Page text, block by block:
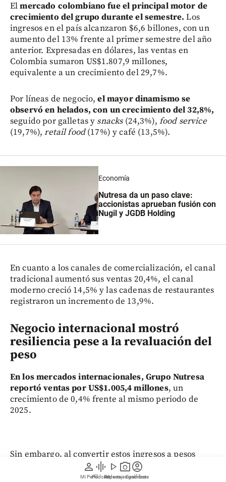
person
Mi Perfil
graphic_eq
Pódcast
play_arrow
Videos
photo_camera
Reportajes gráficos
account_circle
Suscríbete
Elmercado colombiano fue el principal motor de
crecimiento del grupo durante el semestre. Los
ingresos en el país alcanzaron $6,6 billones, con un
aumento del 13% frente al primer semestre del año
anterior. Expresadas en dólares, las ventas en
Colombia sumaron US$1.807,9 millones,
equivalente a un crecimiento del 29,7%.
Por líneas de negocio, el mayor dinamismo se
observó en helados, con un crecimiento del 32,8%,
seguido por galletas y snacks(24,3%), food service
(19,7%),retail food(17%) y café (13,5%).
Economía
Nutresa da un paso clave:
accionistas aprueban fusión con
Nugil y JGDB Holding
En cuanto a los canales de comercialización, el canal
tradicional aumentó sus ventas 20,4%, el canal
moderno creció 14,5% y las cadenas de restaurantes
registraron un incremento de 13,9%.
Negocio internacional mostró
resiliencia pese a la revaluación del
peso
En los mercados internacionales, Grupo Nutresa
reportó ventas por US$1.005,4 millones, un
crecimiento de 0,4% frente al mismo periodo de
2025.
Sin embargo, al convertir estos ingresos a pesos
colombianos, las ventas sumaron $3,7 billones, lo
que representa una disminución del 12,4%,